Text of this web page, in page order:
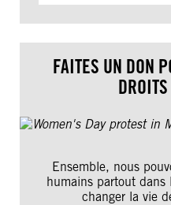
FAITES UN DON
Ensemble, nous
humains partout dans
changer la vie